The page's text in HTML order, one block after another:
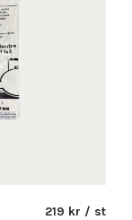
219 kr / st